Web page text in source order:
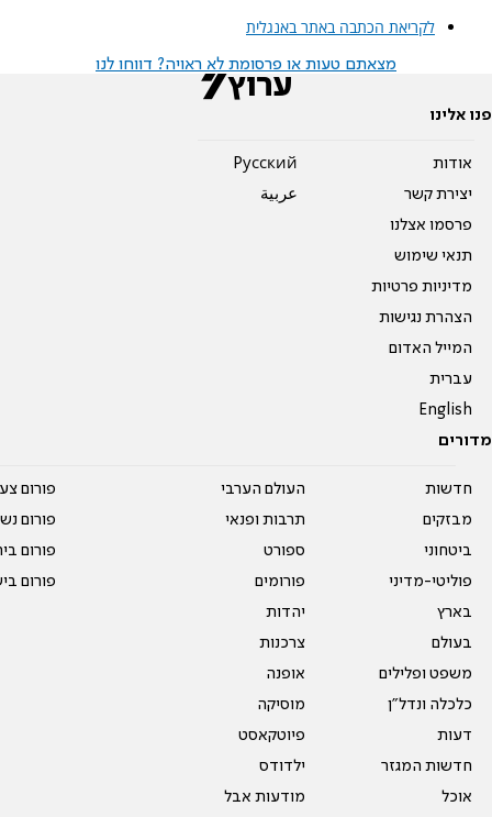
לקריאת הכתבה באתר באנגלית
מצאתם טעות או פרסומת לא ראויה? דווחו לנו
פנו אלינו
אודות
יצירת קשר
פרסמו אצלנו
תנאי שימוש
מדיניות פרטיות
הצהרת נגישות
המייל האדום
עברית
English
Pусский
عربية
מדורים
חדשות
מבזקים
ביטחוני
פוליטי-מדיני
בארץ
בעולם
משפט ופלילים
כלכלה ונדל"ן
דעות
חדשות המגזר
אוכל
העולם הערבי
תרבות ופנאי
ספורט
פורומים
יהדות
צרכנות
אופנה
מוסיקה
פיוטקאסט
ילדודס
מודעות אבל
פורום
פורום
פורום
פורום